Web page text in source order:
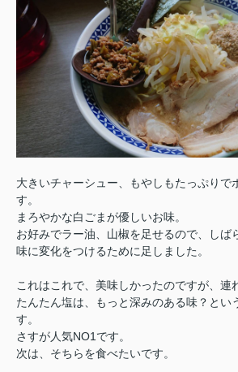
大きいチャーシュー、もやしもたっぷりで
す。
まろやかな白ごまが優しいお味。
お好みでラー油、山椒を足せるので、しば
味に変化をつけるために足しました。
これはこれで、美味しかったのですが、連
たんたん塩は、もっと深みのある味？とい
す。
さすが人気NO1です。
次は、そちらを食べたいです。